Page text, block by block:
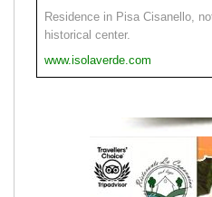
Residence in Pisa Cisanello,
historical center.
www.isolaverde.com